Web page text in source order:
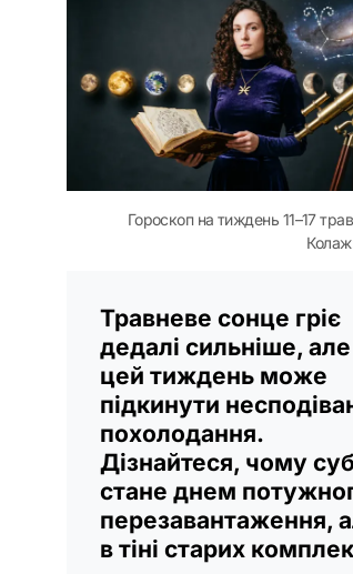
Гороскоп на тиждень 11–17
Травневе сонце гріє
дедалі сильніше, але
цей тиждень може
підкинути
похолодання.
Дізнайтеся, чому
стане днем
перезавантаження,
в тіні старих